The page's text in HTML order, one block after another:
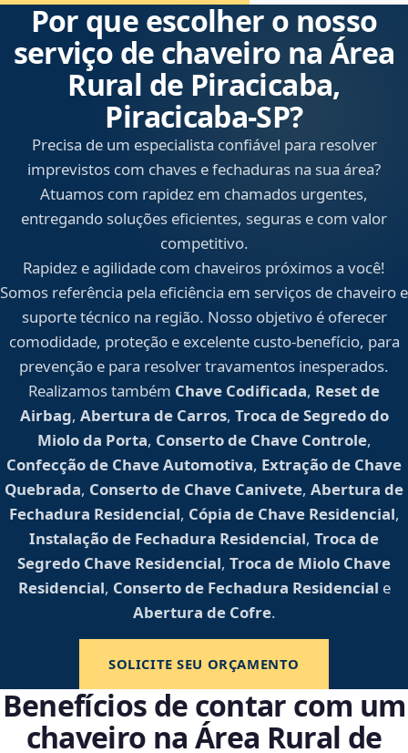
Por que escolher o nosso
serviço de chaveiro na Área
Rural de Piracicaba,
Piracicaba‑SP?
Precisa de um especialista confiável para resolver
imprevistos com chaves e fechaduras na sua área?
Atuamos com rapidez em chamados urgentes,
entregando soluções eficientes, seguras e com valor
competitivo.
Rapidez e agilidade com chaveiros próximos a você!
Somos referência pela eficiência em serviços de chaveiro e
suporte técnico na região. Nosso objetivo é oferecer
comodidade, proteção e excelente custo-benefício, para
prevenção e para resolver travamentos inesperados.
Realizamos também Chave Codificada, Reset de
Airbag, Abertura de Carros, Troca de Segredo do
Miolo da Porta, Conserto de Chave Controle,
Confecção de Chave Automotiva, Extração de Chave
Quebrada, Conserto de Chave Canivete, Abertura de
Fechadura Residencial, Cópia de Chave Residencial,
Instalação de Fechadura Residencial, Troca de
Segredo Chave Residencial, Troca de Miolo Chave
Residencial, Conserto de Fechadura Residencial e
Abertura de Cofre.
SOLICITE SEU ORÇAMENTO
Benefícios de contar com um
chaveiro na Área Rural de